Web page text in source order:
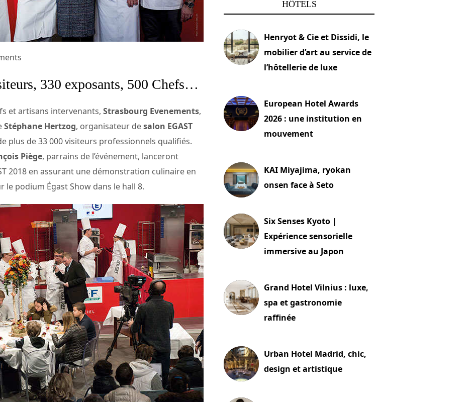
330 exposants, 500 Chefs…
et artisans intervenants, Strasbourg Evenements,
Stéphane Hertzog, organisateur desalon EGAST
plus de 33 000 visiteurs professionnels qualifiés.
Piège, parrains de l’événement, lanceront
2018 en assurant une démonstration culinaire en
le podium Égast Show dans le hall 8.
HÔTELS
Henryot & Cie et Dissidi, le
mobilier d’art au service de
l’hôtellerie de luxe
European Hotel Awards
2026 : une institution en
mouvement
KAI Miyajima, ryokan
onsen face à Seto
Six Senses Kyoto |
Expérience sensorielle
immersive au Japon
Grand Hotel Vilnius : luxe,
spa et gastronomie
raffinée
Urban Hotel Madrid, chic,
design et artistique